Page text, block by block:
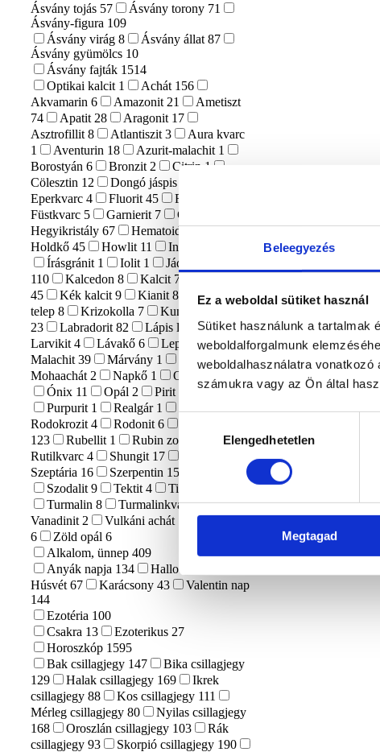
Beleegyezés
Ez a weboldal sütiket használ
Sütiket használunk a tartalmak
weboldalforgalmunk
weboldalhasználatra
számukra vagy az Ön által
kiválasztásaElengedhetetlen
Megtagad
Ásvány tojás 57 Ásvány torony 71
Ásvány-figura 109
Ásvány virág 8 Ásvány állat 87
Ásvány gyümölcs 10
Ásvány fajták 1514
Optikai kalcit 1 Achát 156
Akvamarin 6 Amazonit 21
Ametiszt
74
Apatit 28 Aragonit 17
Asztrofillit 8 Atlantiszit 3
Aura kvarc
1
Aventurin 18 Azurit-malachit 1
Borostyán 6 Bronzit 2 Citrin 1
Cölesztin 12 Dongó jáspis
Eperkvarc 4 Fluorit 45 Főnix kő
Füstkvarc 5 Garnierit 7 Gránát
Hegyikristály 67 Hematoid kvarc21
Holdkő 45 Howlit 11 Indigo Gabbro
Írásgránit 1 Iolit 1 Jáde
110
Kalcedon 8 Kalcit 74
45
Kék kalcit 9 Kianit 8
Kristály
telep 8 Krizokolla 7 Kunzit
23
Labradorit 82 Lápis lazuli18
Larvikit 4 Lávakő 6 Lepidolit15
Malachit 39 Márvány 1 Merlinit17
Mohaachát 2 Napkő 1 Obszidián
30
Ónix 11 Opál 2 Pirit Prehnit1
Purpurit 1 Realgár 1
Rodokrozit 4 Rodonit 6
123
Rubellit 1 Rubin zoizit
Rutilkvarc 4 Shungit 17
Szeptária 16 Szerpentin 15
15
Szodalit 9 Tektit 4 Tigrisszem
Turmalin 8 Turmalinkvarc1
Vanadinit 2 Vulkáni achát
6
Zöld opál 6
Alkalom, ünnep 409
Anyák napja 134 Halloween
Húsvét 67 Karácsony 43
Valentin nap
144
Ezotéria 100
Csakra 13 Ezoterikus 27
Horoszkóp 1595
Bak csillagjegy 147
Bika csillagjegy
129
Halak csillagjegy 169
Ikrek
csillagjegy 88 Kos csillagjegy 111
Mérleg csillagjegy 80
Nyilas csillagjegy
168
Oroszlán csillagjegy 103
Rák
csillagjegy 93 Skorpió csillagjegy 190